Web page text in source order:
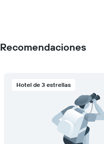
Recomendaciones
Hotel de 3 estrellas